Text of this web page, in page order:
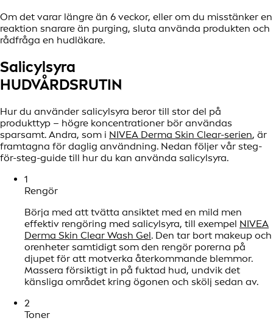
Om det varar längre än 6 veckor, eller om du misstänker en
reaktion snarare än purging, sluta använda produkten och
rådfråga en hudläkare.
Salicylsyra
HUDVÅRDSRUTIN
Hur du använder salicylsyra beror till stor del på
produkttyp – högre koncentrationer bör användas
sparsamt. Andra, som i NIVEA Derma Skin Clear-serien, är
framtagna för daglig användning. Nedan följer vår steg-
för-steg-guide till hur du kan använda salicylsyra.
1
Rengör
Börja med att tvätta ansiktet med en mild men
effektiv rengöring med salicylsyra, till exempel NIVEA
Derma Skin Clear Wash Gel. Den tar bort makeup och
orenheter samtidigt som den rengör porerna på
djupet för att motverka återkommande blemmor.
Massera försiktigt in på fuktad hud, undvik det
känsliga området kring ögonen och skölj sedan av.
2
Toner